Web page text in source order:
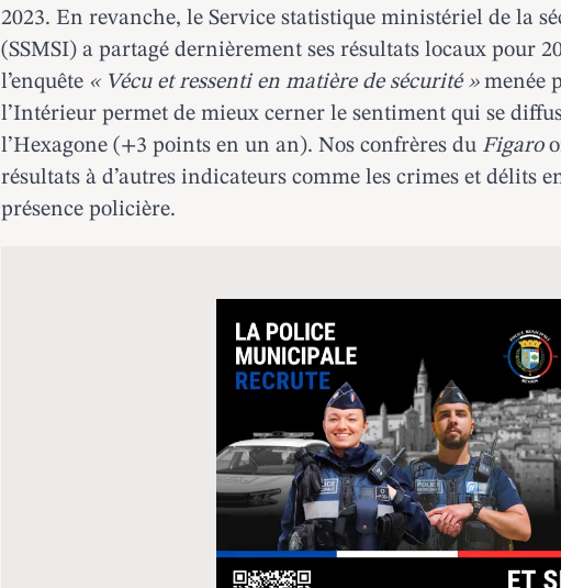
2023. En revanche, le Service statistique ministériel de la
(SSMSI) a partagé dernièrement ses résultats locaux pour
l’enquête « Vécu et ressenti en matière de sécurité »menée
l’Intérieur permet de mieux cerner le sentiment qui se
l’Hexagone (+3 points en un an). Nos confrères du Figaro
résultats à d’autres indicateurs comme les crimes et délits
présence policière.